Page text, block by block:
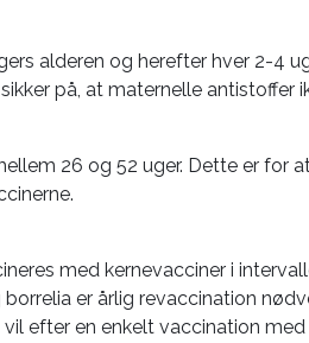
alderen og herefter hver 2-4
på, at maternelle antistoffer
26 og 52 uger. Dette er for
med kernevacciner i
er årlig revaccination
efter en enkelt vaccination